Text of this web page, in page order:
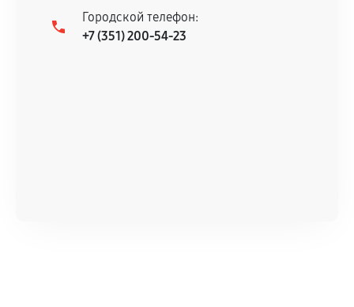
Городской телефон:
+7 (351) 200-54-23